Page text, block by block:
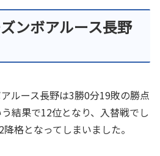
ンボアルース長野
ルース長野は3勝0分19敗の勝点
結果で12位となり、入替戦でし
格となってしまいました。